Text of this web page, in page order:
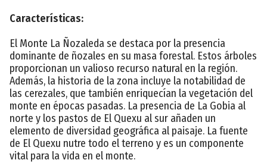
Características:
El Monte La Ñozaleda se destaca por la presencia
dominante de ñozales en su masa forestal. Estos árboles
proporcionan un valioso recurso natural en la región.
Además, la historia de la zona incluye la notabilidad de
las cerezales, que también enriquecían la vegetación del
monte en épocas pasadas. La presencia de La Gobia al
norte y los pastos de El Quexu al sur añaden un
elemento de diversidad geográfica al paisaje. La fuente
de El Quexu nutre todo el terreno y es un componente
vital para la vida en el monte.